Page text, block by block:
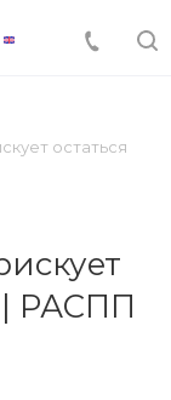
остаться
| РАСПП